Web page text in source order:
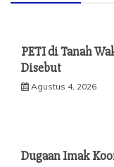
PETI di Tanah
Disebut
Agustus 4, 2026
Dugaan Imak